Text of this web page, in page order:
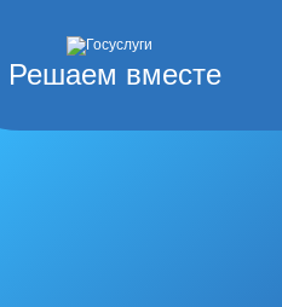
Решаем вместе